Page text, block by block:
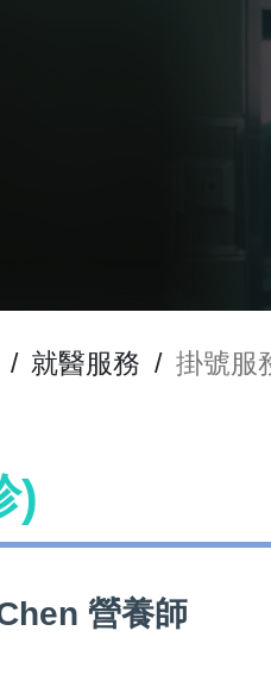
/ 就醫服務 / 掛號服
)
營養師